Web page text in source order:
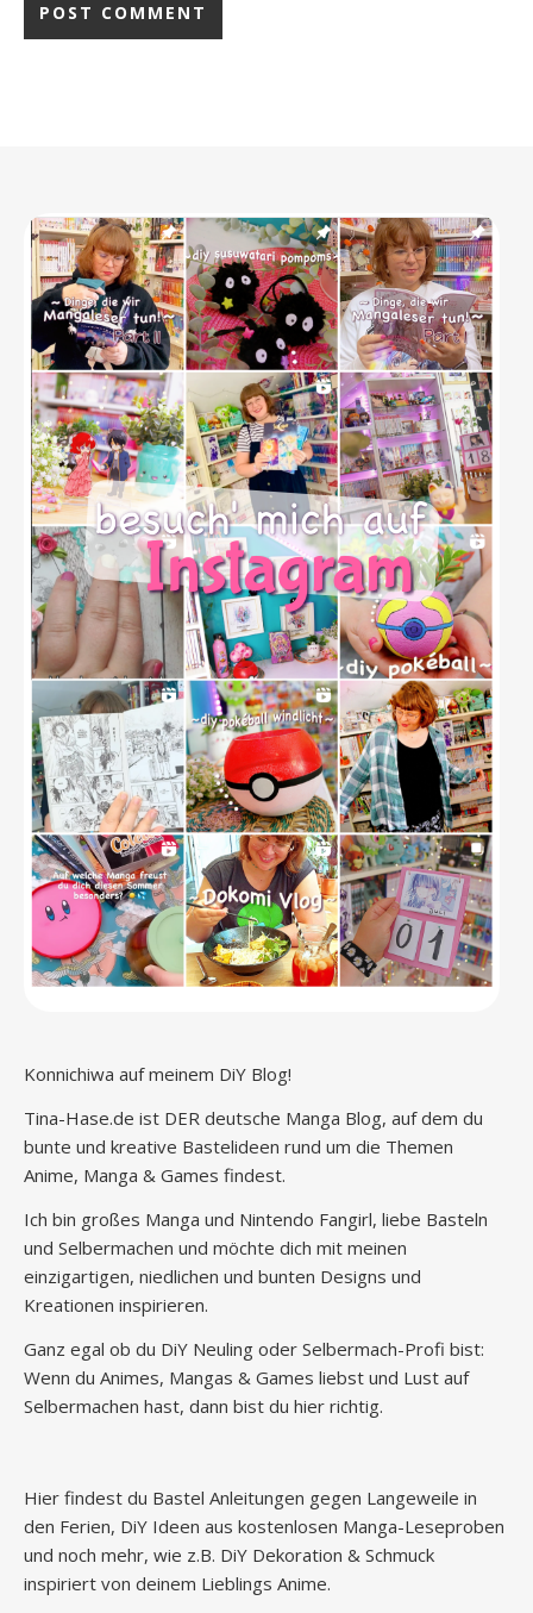
Konnichiwa auf meinem DiY Blog!
Tina-Hase.de ist DER deutsche Manga Blog, auf dem du
bunte und kreative Bastelideen rund um die Themen
Anime, Manga & Games findest.
Ich bin großes Manga und Nintendo Fangirl, liebe Basteln
und Selbermachen und möchte dich mit meinen
einzigartigen, niedlichen und bunten Designs und
Kreationen inspirieren.
Ganz egal ob du DiY Neuling oder Selbermach-Profi bist:
Wenn du Animes, Mangas & Games liebst und Lust auf
Selbermachen hast, dann bist du hier richtig.
Hier findest du Bastel Anleitungen gegen Langeweile in
den Ferien, DiY Ideen aus kostenlosen Manga-Leseproben
und noch mehr, wie z.B. DiY Dekoration & Schmuck
inspiriert von deinem Lieblings Anime.